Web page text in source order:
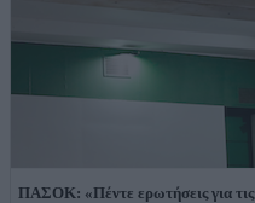
ΠΑΣΟΚ: «Πέντε ερωτήσεις για τις